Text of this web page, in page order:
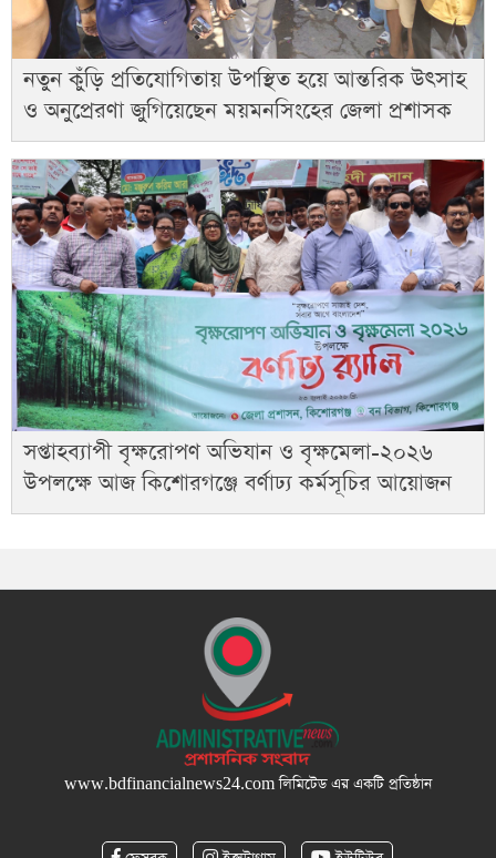
নতুন কুঁড়ি প্রতিযোগিতায় উপস্থিত হয়ে আন্তরিক উৎসাহ
ও অনুপ্রেরণা জুগিয়েছেন ময়মনসিংহের জেলা প্রশাসক
সপ্তাহব্যাপী বৃক্ষরোপণ অভিযান ও বৃক্ষমেলা-২০২৬
উপলক্ষে আজ কিশোরগঞ্জে বর্ণাঢ্য কর্মসূচির আয়োজন
www.bdfinancialnews24.comলিমিটেড এর একটি প্রতিষ্ঠান